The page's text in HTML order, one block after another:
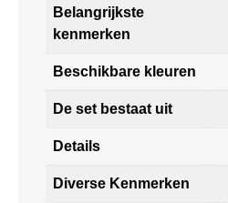
Belangrijkste
kenmerken
Beschikbare kleuren
De set bestaat uit
Details
Diverse Kenmerken